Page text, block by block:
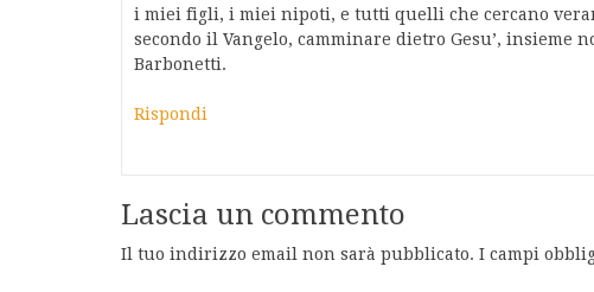
i miei figli, i miei nipoti, e tutti quelli che cercano
secondo il Vangelo, camminare dietro Gesu’, insieme
Barbonetti.
Rispondi
Lascia un commento
Il tuo indirizzo email non sarà pubblicato. I campi